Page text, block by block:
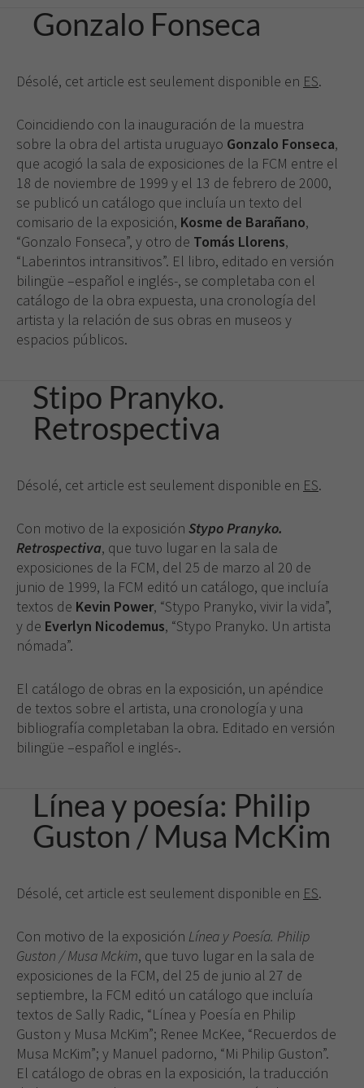
Gonzalo Fonseca
Désolé, cet article est seulement disponible en ES.
Coincidiendo con la inauguración de la muestra
sobre la obra del artista uruguayo Gonzalo Fonseca,
que acogió la sala de exposiciones de la FCM entre el
18 de noviembre de 1999 y el 13 de febrero de 2000,
se publicó un catálogo que incluía un texto del
comisario de la exposición, Kosme de Barañano,
“Gonzalo Fonseca”, y otro de Tomás Llorens,
“Laberintos intransitivos”. El libro, editado en versión
bilingüe –español e inglés-, se completaba con el
catálogo de la obra expuesta, una cronología del
artista y la relación de sus obras en museos y
espacios públicos.
Stipo Pranyko.
Retrospectiva
Désolé, cet article est seulement disponible en ES.
Con motivo de la exposición Stypo Pranyko.
Retrospectiva, que tuvo lugar en la sala de
exposiciones de la FCM, del 25 de marzo al 20 de
junio de 1999, la FCM editó un catálogo, que incluía
textos de Kevin Power, “Stypo Pranyko, vivir la vida”,
y de Everlyn Nicodemus, “Stypo Pranyko. Un artista
nómada”.
El catálogo de obras en la exposición, un apéndice
de textos sobre el artista, una cronología y una
bibliografía completaban la obra. Editado en versión
bilingüe –español e inglés-.
Línea y poesía: Philip
Guston / Musa McKim
Désolé, cet article est seulement disponible en ES.
Con motivo de la exposición Línea y Poesía. Philip
Guston / Musa Mckim, que tuvo lugar en la sala de
exposiciones de la FCM, del 25 de junio al 27 de
septiembre, la FCM editó un catálogo que incluía
textos de Sally Radic, “Línea y Poesía en Philip
Guston y Musa McKim”; Renee McKee, “Recuerdos de
Musa McKim”; y Manuel padorno, “Mi Philip Guston”.
El catálogo de obras en la exposición, la traducción
Necesarias
Estas
cookies no
para que
funcione la
web.
Experiencia
funcione lo
mejor posible
durante tu
visita. Si
rechaza estas
cookies,
algunas
funcionalidades
desaparecerán